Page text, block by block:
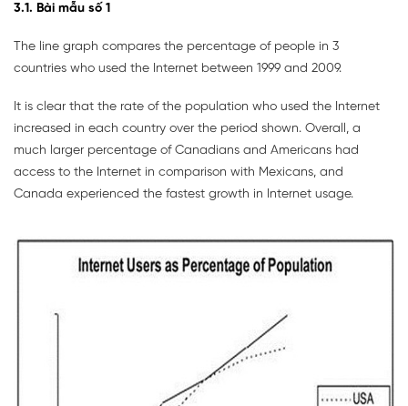
3.1. Bài mẫu số 1
The line graph compares the percentage of people in 3
countries who used the Internet between 1999 and 2009.
It is clear that the rate of the population who used the Internet
increased in each country over the period shown. Overall, a
much larger percentage of Canadians and Americans had
access to the Internet in comparison with Mexicans, and
Canada experienced the fastest growth in Internet usage.